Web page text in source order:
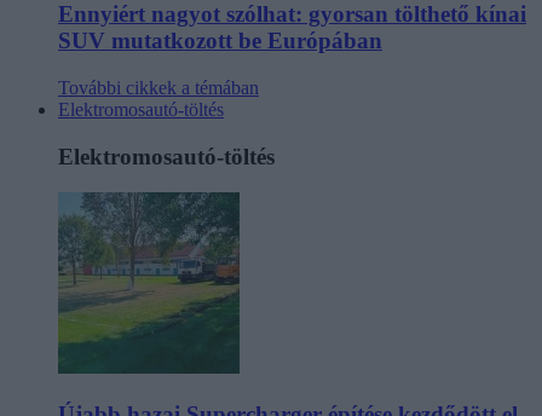
Ennyiért nagyot szólhat: gyorsan tölthető kínai
SUV mutatkozott be Európában
További cikkek a témában
Elektromosautó-töltés
Elektromosautó-töltés